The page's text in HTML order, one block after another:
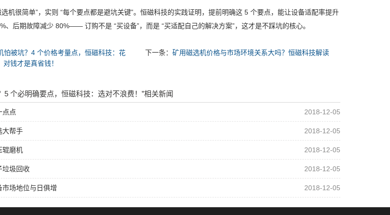
机很简单”，实则 “每个要点都是避坑关键”。恒磁科技的实践证明，提前明确这5 个要点，能让设备适配率提升
、后期故障减少80%—— 订购不是“买设备”，而是“买适配自己的解决方案”，这才是不踩坑的核心。
怕被坑？4 个价格考量点，恒磁科技：花
对钱才是真省钱！
下一条：矿用磁选机价格与市场环境关系大吗？恒磁科技解读
5 个必明确要点，恒磁科技：选对不浪费！”相关新闻
点点 2018-12-05
大帮手 2018-12-05
辊磨机 2018-12-05
垃圾回收 2018-12-05
场地位与日俱增 2018-12-05